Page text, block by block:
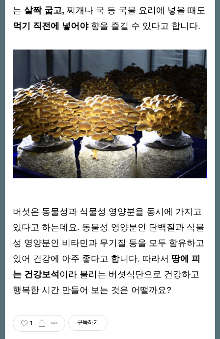
는 살짝 굽고, 찌개나 국 등 국물 요리에 넣을 때도
먹기 직전에 넣어야향을 즐길 수 있다고 합니다.
버섯은 동물성과 식물성 영양분을 동시에 가지고
있다고 하는데요. 동물성 영양분인 단백질과 식물
성 영양분인 비타민과 무기질 등을 모두 함유하고
있어 건강에 아주 좋다고 합니다. 따라서 땅에 피
는 건강보석 이라 불리는 버섯식단으로 건강하고
행복한 시간 만들어 보는 것은 어떨까요?
1 구독하기